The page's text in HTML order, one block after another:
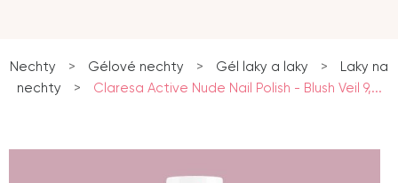
Nechty > Gélové nechty > Gél laky a laky >
Laky na
nechty
> Claresa Active Nude Nail Polish - Blush Veil 9,...